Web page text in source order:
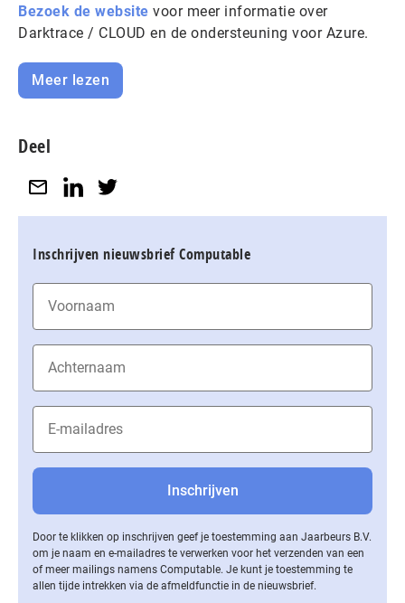
Bezoek de website voor meer informatie over
Darktrace / CLOUD en de ondersteuning voor Azure.
Meer lezen
Deel
Inschrijven nieuwsbrief Computable
Door te klikken op inschrijven geef je toestemming aan Jaarbeurs B.V.
om je naam en e-mailadres te verwerken voor het verzenden van een
of meer mailings namens Computable. Je kunt je toestemming te
allen tijde intrekken via de af­meld­func­tie in de nieuwsbrief.